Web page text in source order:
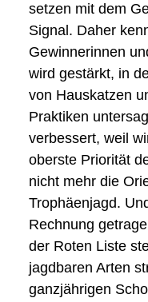
setzen mit dem
Signal. Daher
Gewinnerinnen
wird gestärkt, in
von Hauskatzen
Praktiken
verbessert, weil
oberste Priorität
nicht mehr die
Trophäenjagd.
Rechnung
der Roten Liste
jagdbaren Arten
ganzjährigen